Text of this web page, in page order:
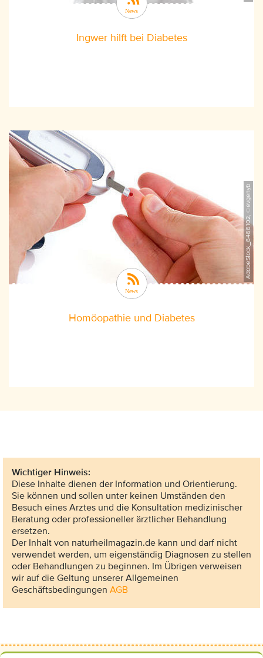
Ingwer hilft bei Diabetes
AdobeStock_6466102, ©evgenyb
Homöopathie und Diabetes
Wichtiger Hinweis:
Diese Inhalte dienen der Information und Orientierung.
Sie können und sollen unter keinen Umständen den
Besuch eines Arztes und die Konsultation medizinischer
Beratung oder professioneller ärztlicher Behandlung
ersetzen.
Der Inhalt von naturheilmagazin.de kann und darf nicht
verwendet werden, um eigenständig Diagnosen zu stellen
oder Behandlungen zu beginnen. Im Übrigen verweisen
wir auf die Geltung unserer Allgemeinen
Geschäftsbedingungen AGB